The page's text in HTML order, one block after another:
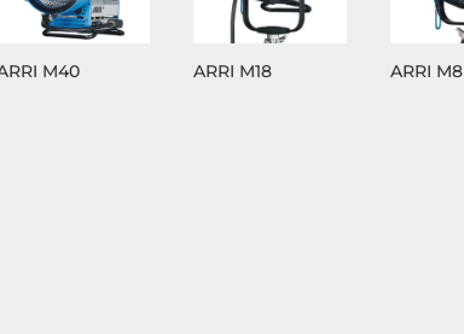
M40 ARRI M18 ARRI M8